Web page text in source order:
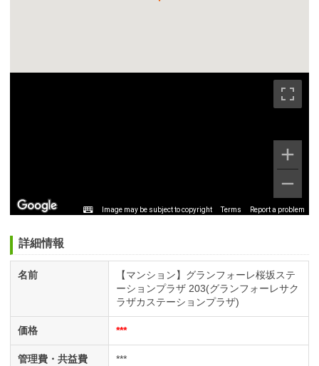
Image may be subject to copyright Terms Report a problem
詳細情報
名前
【マンション】グランフォーレ桜坂ステ
ーションプラザ 203(グランフォーレサク
ラザカステーションプラザ)
価格 ***
管理費・共益費 ***